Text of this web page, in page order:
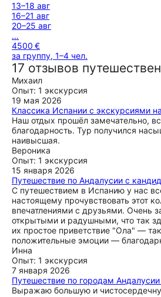
13–18 авг
16–21 авг
20–25 авг
...
4500 €
за группу, 1–4 чел.
17 отзывов
Михаил
Опыт: 1 экскурсия
19 мая 2026
Классика Испании с экскурсиями
Наш отдых прошёл замечательно,
благодарность. Тур получился
наивысшая.
Вероника
Опыт: 1 экскурсия
15 января 2026
Путешествие по Андалусии с
С путешествием в Испанию у нас
настоящему прочувствовать этот
впечатлениями с друзьями. Очень
открытыми и радушными, что так
их простое приветствие "Ола" —
положительные эмоции —
Инна
Опыт: 1 экскурсия
7 января 2026
Путешествие по городам
Выражаю большую и